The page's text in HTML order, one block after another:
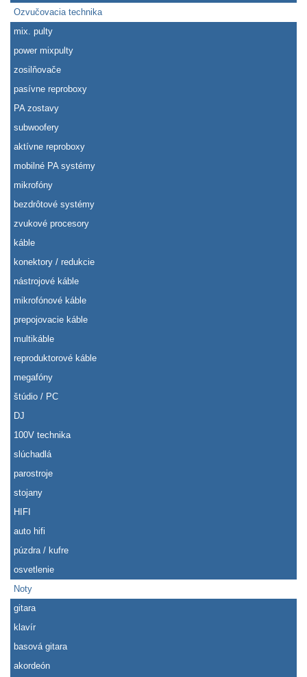
Ozvučovacia technika
mix. pulty
power mixpulty
zosilňovače
pasívne reproboxy
PA zostavy
subwoofery
aktívne reproboxy
mobilné PA systémy
mikrofóny
bezdrôtové systémy
zvukové procesory
káble
konektory / redukcie
nástrojové káble
mikrofónové káble
prepojovacie káble
multikáble
reproduktorové káble
megafóny
štúdio / PC
DJ
100V technika
slúchadlá
parostroje
stojany
HIFI
auto hifi
púzdra / kufre
osvetlenie
Noty
gitara
klavír
basová gitara
akordeón